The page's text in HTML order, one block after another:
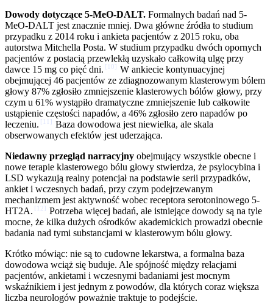
Dowody dotyczące 5-MeO-DALT. Formalnych badań nad 5-
MeO-DALT jest znacznie mniej. Dwa główne źródła to studium
przypadku z 2014 roku i ankieta pacjentów z 2015 roku, oba
autorstwa Mitchella Posta. W studium przypadku dwóch opornych
pacjentów z postacią przewlekłą uzyskało całkowitą ulgę przy
dawce 15 mg co pięć dni. [ 10 ] W ankiecie kontynuacyjnej
obejmującej 46 pacjentów ze zdiagnozowanym klasterowym bólem
głowy 87% zgłosiło zmniejszenie klasterowych bólów głowy, przy
czym u 61% wystąpiło dramatyczne zmniejszenie lub całkowite
ustąpienie częstości napadów, a 46% zgłosiło zero napadów po
leczeniu. [ 11 ] Baza dowodowa jest niewielka, ale skala
obserwowanych efektów jest uderzająca.
Niedawny przegląd narracyjny obejmujący wszystkie obecne i
nowe terapie klasterowego bólu głowy stwierdza, że psylocybina i
LSD wykazują realny potencjał na podstawie serii przypadków,
ankiet i wczesnych badań, przy czym podejrzewanym
mechanizmem jest aktywność wobec receptora serotoninowego 5-
HT2A. [ 12 ] Potrzeba więcej badań, ale istniejące dowody są na tyle
mocne, że kilka dużych ośrodków akademickich prowadzi obecnie
badania nad tymi substancjami w klasterowym bólu głowy.
Krótko mówiąc: nie są to cudowne lekarstwa, a formalna baza
dowodowa wciąż się buduje. Ale spójność między relacjami
pacjentów, ankietami i wczesnymi badaniami jest mocnym
wskaźnikiem i jest jednym z powodów, dla których coraz większa
liczba neurologów poważnie traktuje to podejście.